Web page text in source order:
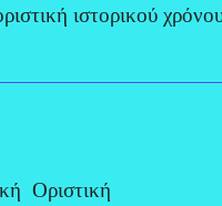
ιστορικού
Οριστική